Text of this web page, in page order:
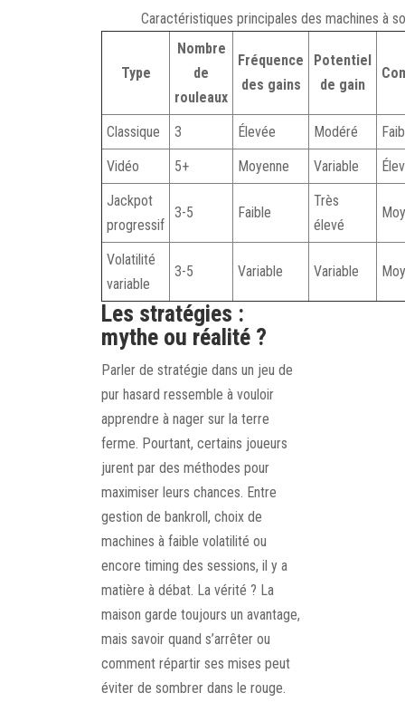
Caractéristiques principales des machines à
Type
Nombre
de
rouleaux
Fréquence
des gains
Potentiel
de gain
Classique 3 Élevée Modéré
Vidéo
5+ Moyenne Variable
Jackpot
progressif
3-5 Faible
Très
élevé
Volatilité
variable
3-5 Variable Variable
Les stratégies :
mythe ou réalité ?
Parler de stratégie dans un jeu de
pur hasard ressemble à vouloir
apprendre à nager sur la terre
ferme. Pourtant, certains joueurs
jurent par des méthodes pour
maximiser leurs chances. Entre
gestion de bankroll, choix de
machines à faible volatilité ou
encore timing des sessions, il y a
matière à débat. La vérité ? La
maison garde toujours un avantage,
mais savoir quand s’arrêter ou
comment répartir ses mises peut
éviter de sombrer dans le rouge.